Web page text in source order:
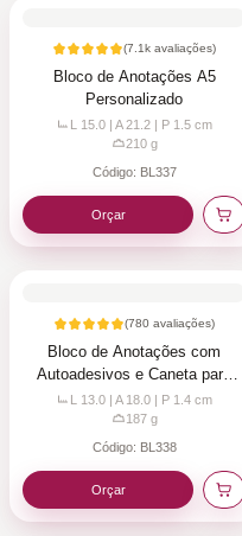
(7.1k avaliações)
Bloco de Anotações A5
Personalizado
L 15.0 | A 21.2 | P 1.5 cm
210g
Código: BL337
Orçar
(780 avaliações)
Bloco de Anotações com
Autoadesivos e Caneta para
Brindes
L 13.0 | A 18.0 | P 1.4 cm
187g
Código: BL338
Orçar